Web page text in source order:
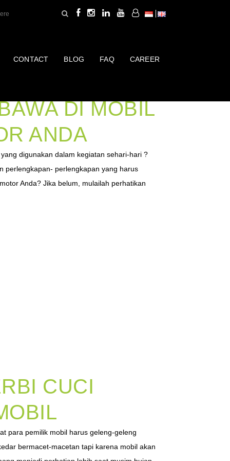
CONTACT BLOG FAQ CAREER
DI MOBIL
ANDA
digunakan dalam kegiatan sehari-hari ?
perlengkapan- perlengkapan yang harus
Anda? Jika belum, mulailah perhatikan
CUCI
para pemilik mobil harus geleng-geleng
bermacet-macetan tapi karena mobil akan